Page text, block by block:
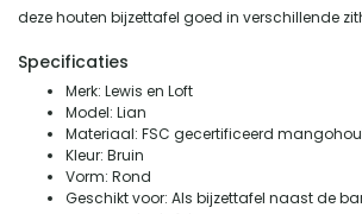
deze houten bijzettafel goed in verschillende
Specificaties
Merk: Lewis en Loft
Model: Lian
Materiaal: FSC gecertificeerd
Kleur: Bruin
Vorm: Rond
Geschikt voor: Als bijzettafel naast de